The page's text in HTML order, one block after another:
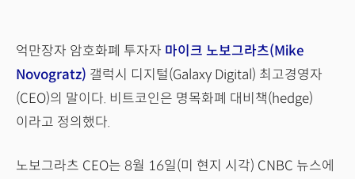
억만장자 암호화폐 투자자 마이크 노보그라츠(Mike
Novogratz) 갤럭시 디지털(Galaxy Digital) 최고경영자
(CEO)의 말이다. 비트코인은 명목화폐 대비책(hedge)
이라고 정의했다.
노보그라츠 CEO는 8월 16일(미 현지 시각) CNBC 뉴스에